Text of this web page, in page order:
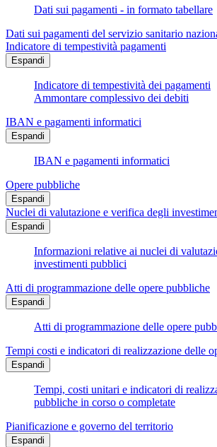
Dati sui pagamenti - in formato tabellare
Dati sui pagamenti del servizio sanitario
Indicatore di tempestività pagamenti
Espandi
Indicatore di tempestività dei pagamenti
Ammontare complessivo dei debiti
IBAN e pagamenti informatici
Espandi
IBAN e pagamenti informatici
Opere pubbliche
Espandi
Nuclei di valutazione e verifica degli
Espandi
Informazioni relative ai nuclei di
investimenti pubblici
Atti di programmazione delle opere pubbliche
Espandi
Atti di programmazione delle opere
Tempi costi e indicatori di realizzazione delle
Espandi
Tempi, costi unitari e indicatori di
pubbliche in corso o completate
Pianificazione e governo del territorio
Espandi